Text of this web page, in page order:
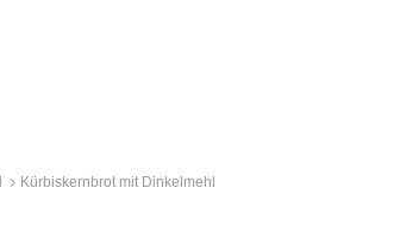
Kürbiskernbrot mit Dinkelmehl